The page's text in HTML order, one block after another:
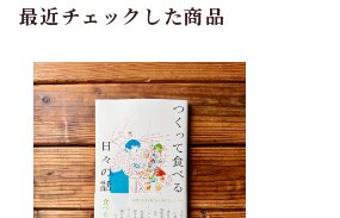
最近チェックした商品